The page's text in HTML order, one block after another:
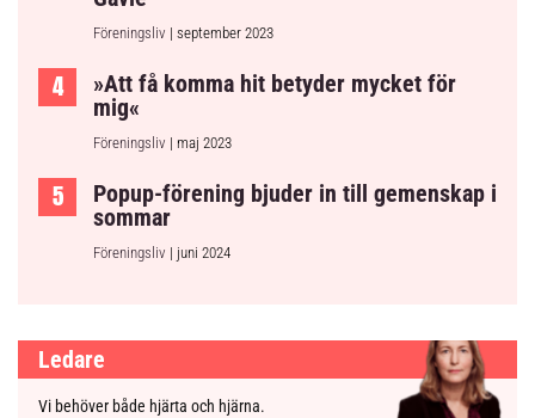
Föreningsliv | september 2023
»Att få komma hit betyder mycket för
mig«
Föreningsliv | maj 2023
Popup-förening bjuder in till gemenskap i
sommar
Föreningsliv | juni 2024
Ledare
Vi behöver både hjärta och hjärna.